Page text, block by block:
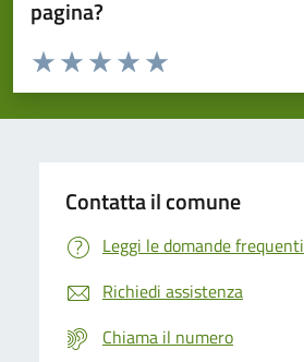
pagina?
Domanda
Valuta da 1 a 5 stelle la pagina
Valuta 5 stelle su 5
Valuta 4 stelle su 5
Valuta 3 stelle su 5
Valuta 2 stelle su 5
Valuta 1 stelle su 5
Contatta il comune
Leggi le domande frequenti
Richiedi assistenza
Chiama il numero